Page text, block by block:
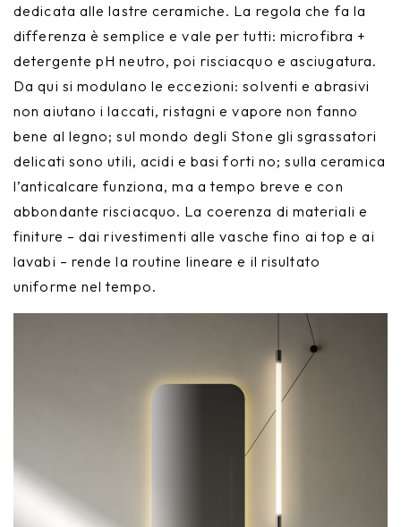
dedicata alle lastre ceramiche. La regola che fa la
differenza è semplice e vale per tutti: microfibra +
detergente pH neutro, poi risciacquo e asciugatura.
Da qui si modulano le eccezioni: solventi e abrasivi
non aiutano i laccati, ristagni e vapore non fanno
bene al legno; sul mondo degli Stone gli sgrassatori
delicati sono utili, acidi e basi forti no; sulla ceramica
l’anticalcare funziona, ma a tempo breve e con
abbondante risciacquo. La coerenza di materiali e
finiture – dai rivestimenti alle vasche fino ai top e ai
lavabi – rende la routine lineare e il risultato
uniforme nel tempo.